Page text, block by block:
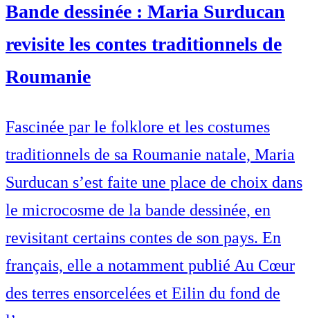
Bande dessinée : Maria Surducan
revisite les contes traditionnels de
Roumanie
Fascinée par le folklore et les costumes
traditionnels de sa Roumanie natale, Maria
Surducan s’est faite une place de choix dans
le microcosme de la bande dessinée, en
revisitant certains contes de son pays. En
français, elle a notamment publié Au Cœur
des terres ensorcelées et Eilin du fond de